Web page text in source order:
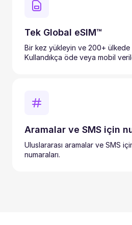
Tek Global eSIM™
Bir kez yükleyin ve 200+ ülkede
Kullandıkça öde veya mobil
Aramalar ve SMS için
Uluslararası aramalar ve SMS
numaraları.